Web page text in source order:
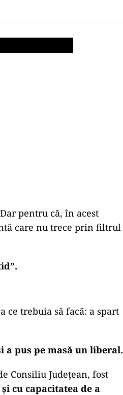
pentru că, în acest
care nu trece prin filtrul
ce trebuia să facă: a spart
a pus pe masă un liberal.
Consiliu Județean, fost
cu capacitatea de a